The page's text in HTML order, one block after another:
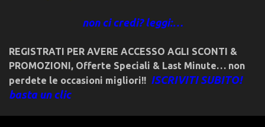
non ci credi? leggi:…
REGISTRATI PER AVERE ACCESSO AGLI SCONTI &
PROMOZIONI, Offerte Speciali & Last Minute… non
perdete le occasioni migliori!! ISCRIVITI SUBITO!
basta un clic